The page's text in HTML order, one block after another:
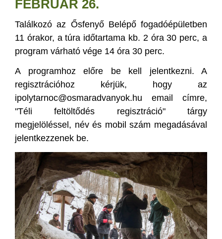
FEBRUÁR 26.
Találkozó az Ősfenyő Belépő fogadóépületben
11 órakor, a túra időtartama kb. 2 óra 30 perc, a
program várható vége 14 óra 30 perc.
A programhoz előre be kell jelentkezni. A
regisztrációhoz kérjük, hogy az
ipolytarnoc@osmaradvanyok.hu email címre,
"Téli feltöltődés regisztráció" tárgy
megjelöléssel, név és mobil szám megadásával
jelentkezzenek be.